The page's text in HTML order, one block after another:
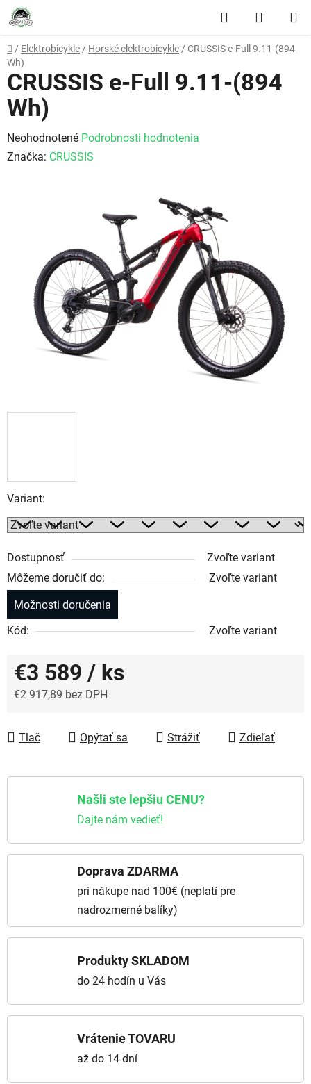
Prejsť na obsah Hľadať
Domov
/ Elektrobicykle / Horské elektrobicykle / CRUSSIS e-Full 9.11-(894
Wh)
Variant:
Dostupnosť
Zvoľte variant
Môžeme doručiť do:
Zvoľte variant
Možnosti doručenia
Kód:
Zvoľte variant
€3 589 / ks
€2 917,89 bez DPH
Tlač
Opýtať sa Strážiť Zdieľať
CRUSSIS e-Full 9.11-(894
Wh)
Priemerné hodnotenie produktu je 0,0 z 5 hviezdičiek.
Neohodnotené Podrobnosti hodnotenia
Značka: CRUSSIS
Našli ste lepšiu CENU?
Dajte nám vedieť!
Doprava ZDARMA
pri nákupe nad 100€ (neplatí pre
nadrozmerné balíky)
Produkty SKLADOM
do 24 hodín u Vás
Vrátenie TOVARU
až do 14 dní